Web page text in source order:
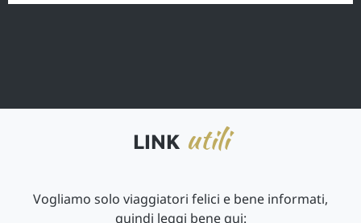
LINK utili
Vogliamo solo viaggiatori felici e bene informati,
quindi leggi bene qui: